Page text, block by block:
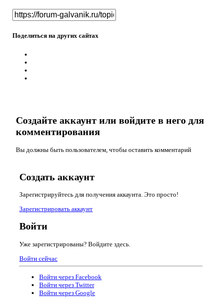
Поделиться на других сайтах
Создайте аккаунт или войдите в него для
комментирования
Вы должны быть пользователем, чтобы оставить комментарий
Создать аккаунт
Зарегистрируйтесь для получения аккаунта. Это просто!
Зарегистрировать аккаунт
Войти
Уже зарегистрированы? Войдите здесь.
Войти сейчас
Войти через Facebook
Войти через Twitter
Войти через Google